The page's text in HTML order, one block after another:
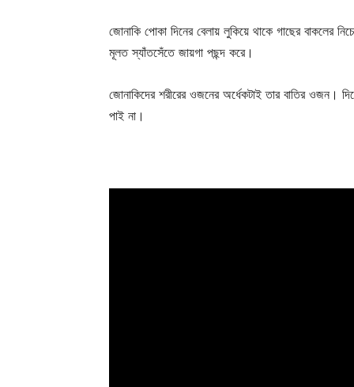
জোনাকি পোকা দিনের বেলায় লুকিয়ে থাকে গাছের বাকলের
মূলত স্যাঁতসেঁতে জায়গা পছন্দ করে।
জোনাকিদের শরীরের ওজনের অর্ধেকটাই তার বাতির ওজন।
পাই না।